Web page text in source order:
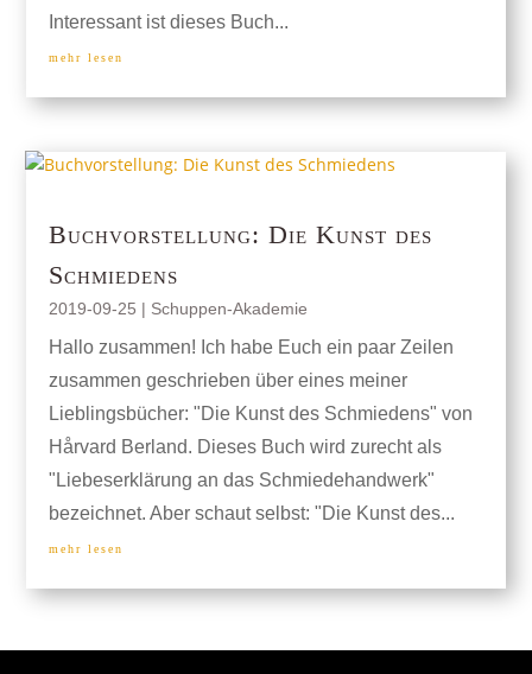
Interessant ist dieses Buch...
mehr lesen
Buchvorstellung: Die Kunst des
Schmiedens
2019-09-25 | Schuppen-Akademie
Hallo zusammen! Ich habe Euch ein paar Zeilen
zusammen geschrieben über eines meiner
Lieblingsbücher: "Die Kunst des Schmiedens" von
Hårvard Berland. Dieses Buch wird zurecht als
"Liebeserklärung an das Schmiedehandwerk"
bezeichnet. Aber schaut selbst: "Die Kunst des...
mehr lesen